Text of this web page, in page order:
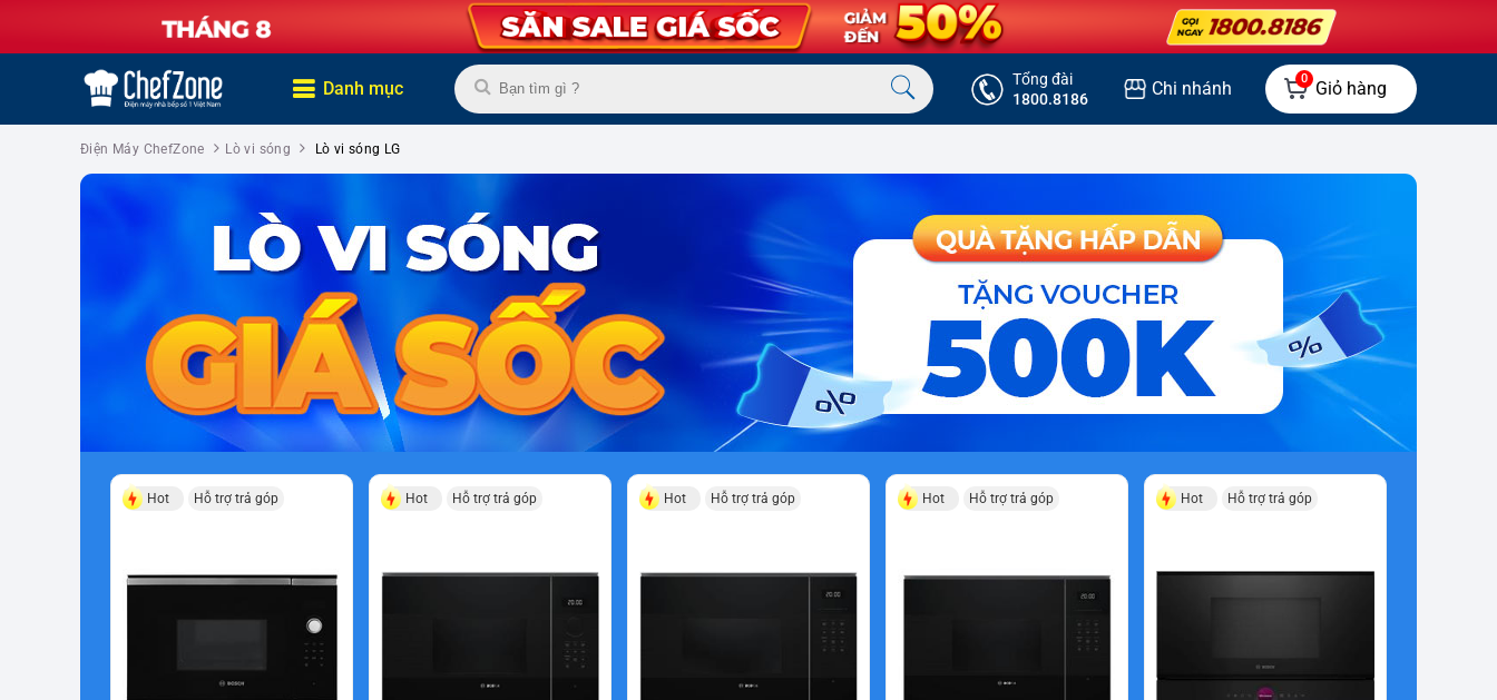
Danh mục
Tổng đài
1800.8186
Chi nhánh 0 Giỏ hàng
Điện Máy ChefZone Lò vi sóng Lò vi sóng LG
Hot Hỗ trợ trả góp Hot Hỗ trợ trả góp Hot Hỗ trợ trả góp Hot Hỗ trợ trả góp Hot Hỗ trợ trả góp